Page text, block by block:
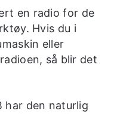
en radio for de
Hvis du i
eller
så blir det
har den naturlig